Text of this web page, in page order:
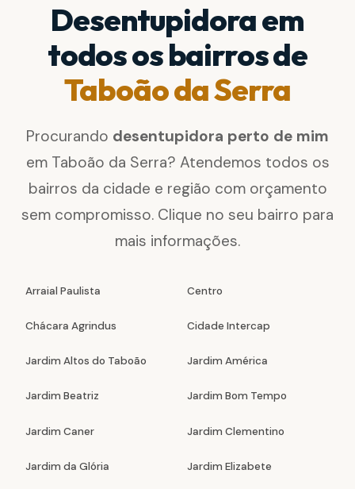
Desentupidora em
todos os bairros de
Taboão da Serra
Procurando desentupidora perto de mim
em Taboão da Serra? Atendemos todos os
bairros da cidade e região com orçamento
sem compromisso. Clique no seu bairro para
mais informações.
Arraial Paulista Centro
Chácara Agrindus Cidade Intercap
Jardim Altos do Taboão Jardim América
Jardim Beatriz Jardim Bom Tempo
Jardim Caner Jardim Clementino
Jardim da Glória Jardim Elizabete